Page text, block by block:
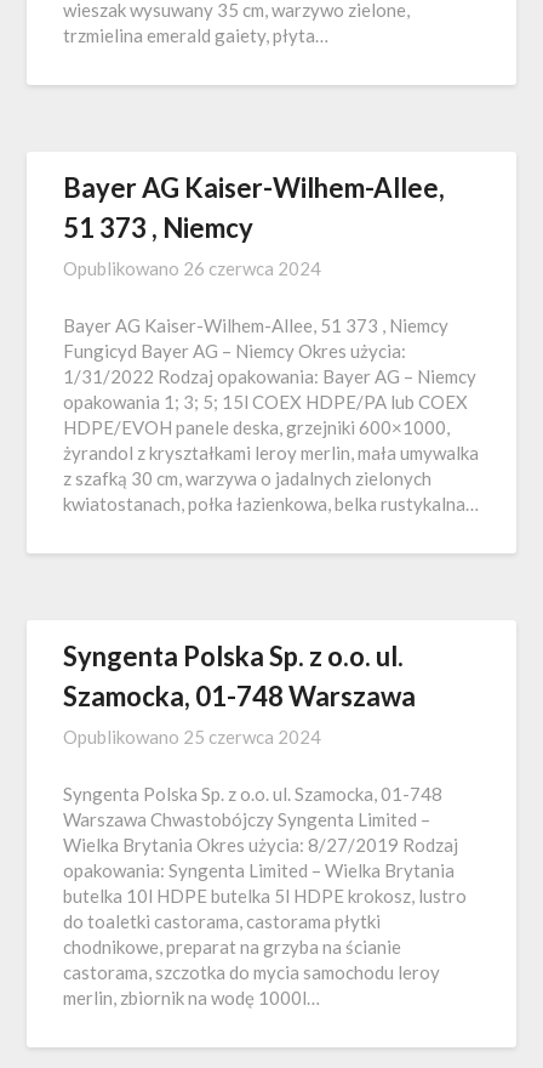
wieszak wysuwany 35 cm, warzywo zielone,
trzmielina emerald gaiety, płyta…
Bayer AG Kaiser-Wilhem-Allee,
51 373 , Niemcy
Opublikowano 26 czerwca 2024
Bayer AG Kaiser-Wilhem-Allee, 51 373 , Niemcy
Fungicyd Bayer AG – Niemcy Okres użycia:
1/31/2022 Rodzaj opakowania: Bayer AG – Niemcy
opakowania 1; 3; 5; 15l COEX HDPE/PA lub COEX
HDPE/EVOH panele deska, grzejniki 600×1000,
żyrandol z kryształkami leroy merlin, mała umywalka
z szafką 30 cm, warzywa o jadalnych zielonych
kwiatostanach, połka łazienkowa, belka rustykalna…
Syngenta Polska Sp. z o.o. ul.
Szamocka, 01-748 Warszawa
Opublikowano 25 czerwca 2024
Syngenta Polska Sp. z o.o. ul. Szamocka, 01-748
Warszawa Chwastobójczy Syngenta Limited –
Wielka Brytania Okres użycia: 8/27/2019 Rodzaj
opakowania: Syngenta Limited – Wielka Brytania
butelka 10l HDPE butelka 5l HDPE krokosz, lustro
do toaletki castorama, castorama płytki
chodnikowe, preparat na grzyba na ścianie
castorama, szczotka do mycia samochodu leroy
merlin, zbiornik na wodę 1000l…